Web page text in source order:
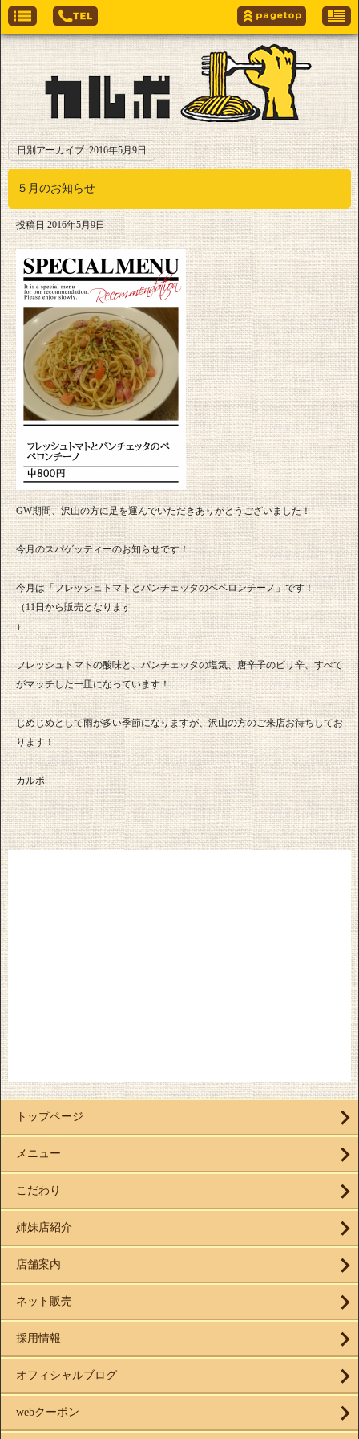
日別アーカイブ:2016年5月9日
５月のお知らせ
投稿日 2016年5月9日
GW期間、沢山の方に足を運んでいただきありがとうございました！
今月のスパゲッティーのお知らせです！
今月は「フレッシュトマトとパンチェッタのペペロンチーノ」です！
（11日から販売となります
）
フレッシュトマトの酸味と、パンチェッタの塩気、唐辛子のピリ辛、すべて
がマッチした一皿になっています！
じめじめとして雨が多い季節になりますが、沢山の方のご来店お待ちしてお
ります！
カルボ
トップページ
メニュー
こだわり
姉妹店紹介
店舗案内
ネット販売
採用情報
オフィシャルブログ
webクーポン